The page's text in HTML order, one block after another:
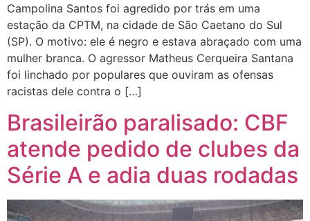
Campolina Santos foi agredido por trás em uma
estação da CPTM, na cidade de São Caetano do Sul
(SP). O motivo: ele é negro e estava abraçado com uma
mulher branca. O agressor Matheus Cerqueira Santana
foi linchado por populares que ouviram as ofensas
racistas dele contra o […]
Brasileirão paralisado: CBF
atende pedido de clubes da
Série A e adia duas rodadas